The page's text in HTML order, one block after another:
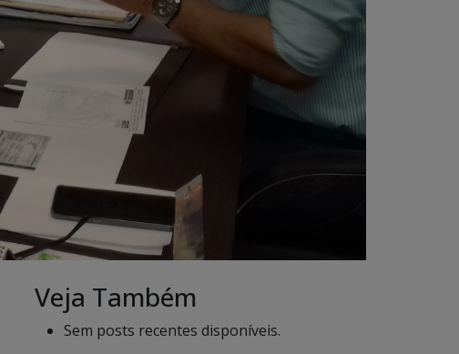
Veja Também
Sem posts recentes disponíveis.